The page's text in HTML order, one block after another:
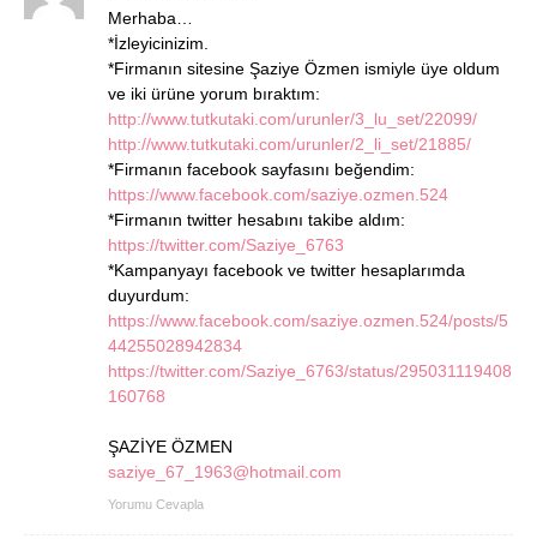
Merhaba…
*İzleyicinizim.
*Firmanın sitesine Şaziye Özmen ismiyle üye oldum
ve iki ürüne yorum bıraktım:
http://www.tutkutaki.com/urunler/3_lu_set/22099/
http://www.tutkutaki.com/urunler/2_li_set/21885/
*Firmanın facebook sayfasını beğendim:
https://www.facebook.com/saziye.ozmen.524
*Firmanın twitter hesabını takibe aldım:
https://twitter.com/Saziye_6763
*Kampanyayı facebook ve twitter hesaplarımda
duyurdum:
https://www.facebook.com/saziye.ozmen.524/posts/5
44255028942834
https://twitter.com/Saziye_6763/status/295031119408
160768
ŞAZİYE ÖZMEN
saziye_67_1963@hotmail.com
Yorumu Cevapla